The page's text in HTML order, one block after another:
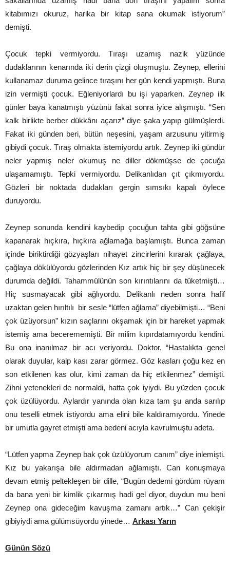
kitabımızı okuruz, harika bir kitap sana okumak istiyorum”
demişti.
Çocuk tepki vermiyordu. Tıraşı uzamış nazik yüzünde
dudaklarının kenarında iki derin çizgi oluşmuştu. Zeynep, ellerini
kullanamaz duruma gelince tıraşını her gün kendi yapmıştı. Buna
izin vermişti çocuk. Eğleniyorlardı bu işi yaparken. Zeynep ilk
günler baya kanatmıştı yüzünü fakat sonra iyice alışmıştı. “Sen
kalk birlikte berber dükkânı açarız” diye şaka yapıp gülmüşlerdi.
Fakat iki günden beri, bütün neşesini, yaşam arzusunu yitirmiş
gibiydi çocuk. Tıraş olmakta istemiyordu artık. Zeynep iki gündür
neler yapmış neler okumuş ne diller dökmüşse de çocuğa
ulaşamamıştı. Tepki vermiyordu. Delikanlıdan çıt çıkmıyordu.
Gözleri bir noktada dudakları gergin sımsıkı kapalı öylece
duruyordu.
Zeynep sonunda kendini kaybedip çocuğun tahta gibi göğsüne
kapanarak hıçkıra, hıçkıra ağlamağa başlamıştı. Bunca zaman
içinde biriktirdiği gözyaşları nihayet zincirlerini kırarak çağlaya,
çağlaya dökülüyordu gözlerinden Kız artık hiç bir şey düşünecek
durumda değildi. Tahammülünün son kırıntılarını da tüketmişti…
Hiç susmayacak gibi ağlıyordu. Delikanlı neden sonra hafif
uzaktan gelen hırıltılı bir sesle “lütfen ağlama” diyebilmişti… “Beni
çok üzüyorsun” kızın saçlarını okşamak için bir hareket yapmak
istemiş ama becerememişti. Bir milim kıpırdatamıyordu kendini.
Bu ona inanılmaz bir acı veriyordu. Doktor, “Hastalıkta genel
olarak duyular, kalp kası zarar görmez. Göz kasları çoğu kez en
son etkilenen kas olur, kimi zaman da hiç etkilenmez” demişti.
Zihni yetenekleri de normaldi, hatta çok iyiydi. Bu yüzden çocuk
çok üzülüyordu. Aylardır yanında olan kıza tam şu anda sarılıp
onu teselli etmek istiyordu ama elini bile kaldıramıyordu. Yinede
bir umutla gayret etmişti ama bedeni acıyla kavrulmuştu adeta.
“Lütfen yapma Zeynep bak çok üzülüyorum canım” diye inlemişti.
Kız bu yakarışa bile aldırmadan ağlamıştı. Can konuşmaya
devam etmiş peltekleşen bir dille, “Bugün dedemi gördüm rüyam
da bana yeni bir kimlik çıkarmış hadi gel diyor, duydun mu beni
Zeynep ona gideceğim kavuşma zamanı artık…” Can çekişir
gibiyiydi ama gülümsüyordu yinede… Arkası Yarın
Günün Sözü